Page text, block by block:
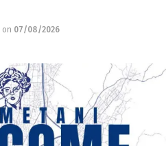
on 07/08/2026